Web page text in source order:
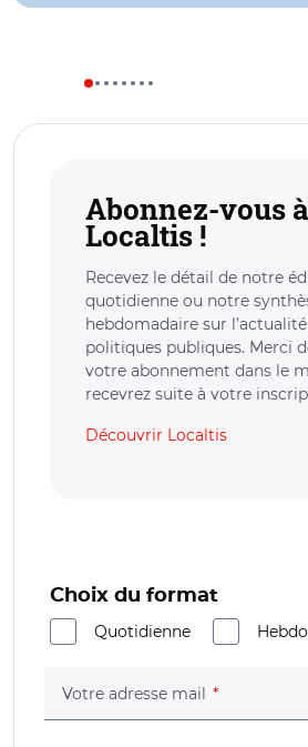
Abonnez-vous à
Localtis !
Recevez le détail de notre
quotidienne ou notre
hebdomadaire sur
politiques publiques. Merci
votre abonnement dans le
recevrez suite à votre
Découvrir Localtis
Choix du format
Quotidienne
Votre adresse mail (champ